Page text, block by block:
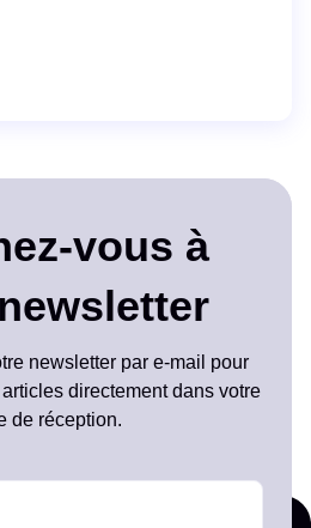
vous à
newsletter par e-mail pour
directement dans votre
de réception.